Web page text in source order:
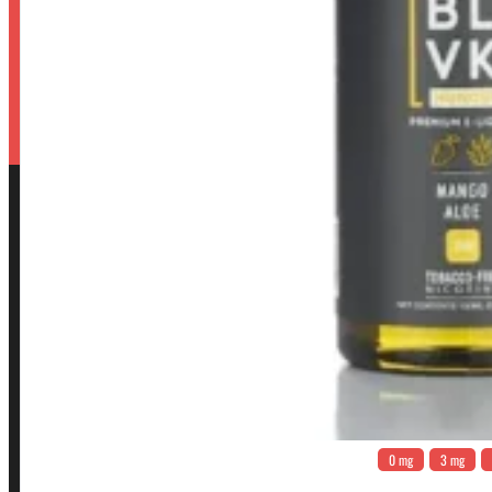
0 mg 3 mg